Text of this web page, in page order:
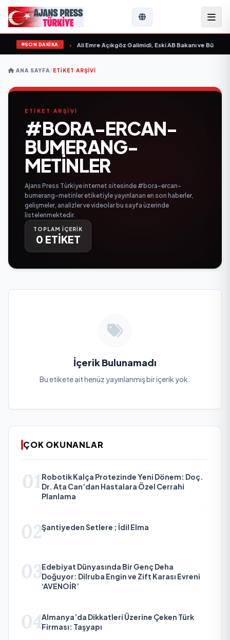
SON DAKİKA
“ yayımlandı Ali Emre Açıkgöz Galimidi, Eski AB Bakanı ve
ANA SAYFA/ETIKET ARŞIVI
ETİKET ARŞİVİ
#BORA-ERCAN-
BUMERANG-
METINLER
Ajans Press Türkiye internet sitesinde #bora-ercan-
bumerang-metinler etiketiyle yayınlanan en son haberler,
gelişmeler, analizler ve videolar bu sayfa üzerinde
listelenmektedir.
TOPLAM İÇERİK
0 ETİKET
İçerik Bulunamadı
Bu etikete ait henüz yayınlanmış bir içerik yok.
ÇOK OKUNANLAR
01 Robotik Kalça Protezinde Yeni Dönem: Doç.
Dr. Ata Can’dan Hastalara Özel Cerrahi
Planlama
02Şantiyeden Setlere ; İdil Elma
03Edebiyat Dünyasında Bir Genç Deha
Doğuyor: Dilruba Engin ve Zift Karası Evreni
‘AVENOİR’
04Almanya’da Dikkatleri Üzerine Çeken Türk
Firması: Taşyapı